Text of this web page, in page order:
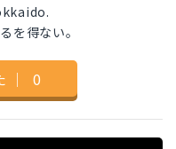
を得ない。
｜ 0